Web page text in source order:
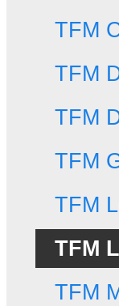
TFM
TFM
TFM
TFM
TFM
TFM
TFM